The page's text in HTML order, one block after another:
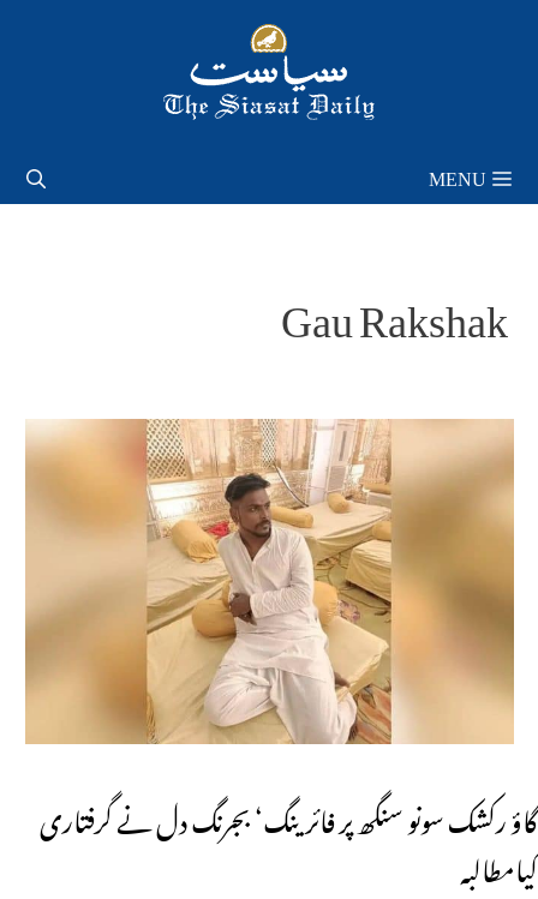
MENU
Gau Rakshak
گاؤ رکشک سونو سنگھ پر فائرینگ‘ بجرنگ دل نے گرفتاری
کیامطالبہ